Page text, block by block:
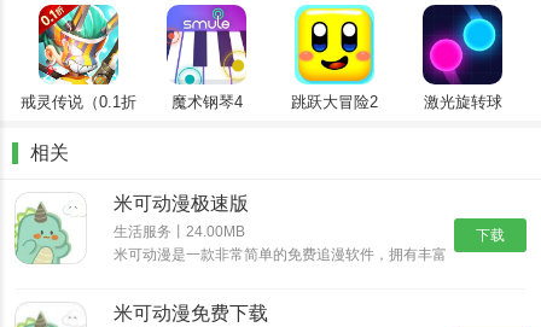
作品进行智能推荐，可以提升用户的观看体验。
4、社区互动：内置丰富的社区功能，用户可以参与讨论、分享经
验、交朋友，增强看电影的社交属性。
会
全密卷无限
648）
戒灵传说（0.1折
魔术钢琴4 跳跃大冒险2 激光旋转球
相关
下载
米可动漫极速版
生活服务丨24.00MB
米可动漫是一款非常简单的免费追漫软件，拥有丰富
漫更新日历，及时获取热门且精品的动漫，随时随地
米可动漫免费下载